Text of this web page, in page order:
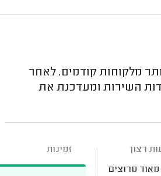
מלקוחות קודמים. לאחר
השירות ומעדכנת את
רצון
מאוד מרוצים
זמינות